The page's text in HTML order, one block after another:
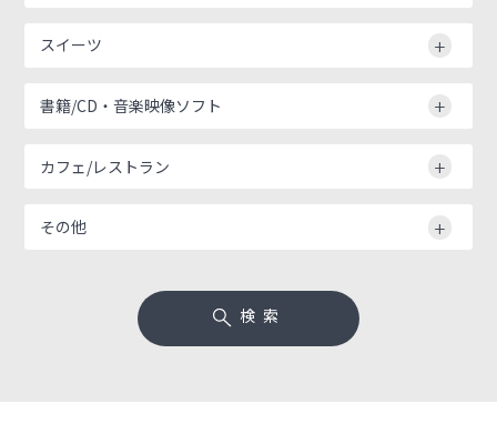
スイーツ
書籍/CD・音楽映像ソフト
カフェ/レストラン
その他
検索